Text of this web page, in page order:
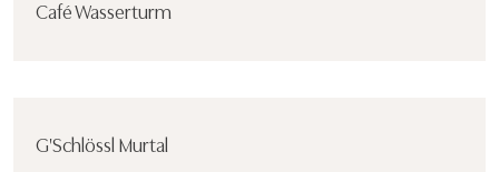
Café Wasserturm
G'Schlössl Murtal